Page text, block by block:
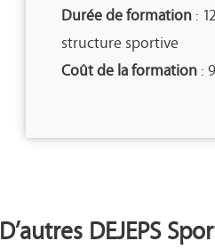
Durée de formation:
structure sportive
Coût de la formation:
D’autres DEJEPS